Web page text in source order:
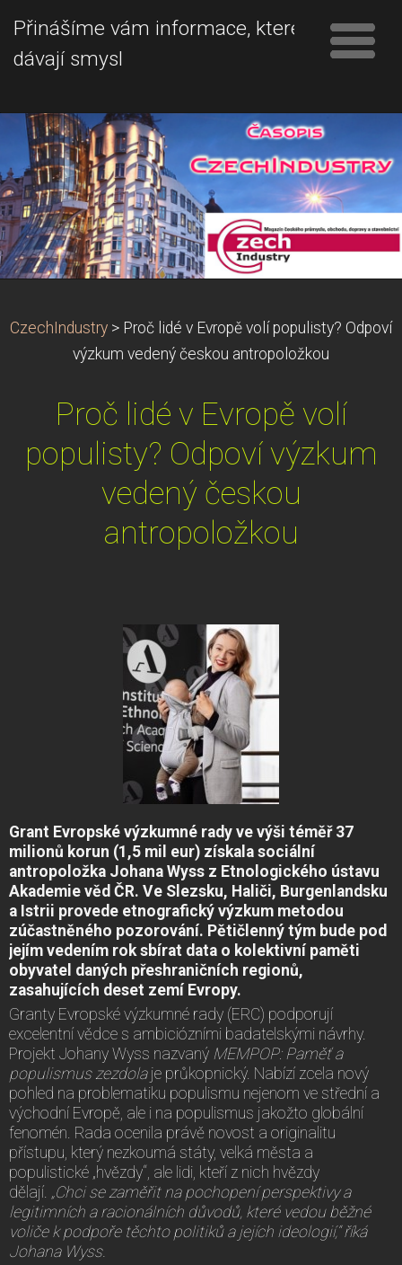
Přinášíme vám informace, které
dávají smysl
CzechIndustry > Proč lidé v Evropě volí populisty? Odpoví
výzkum vedený českou antropoložkou
Proč lidé v Evropě volí
populisty? Odpoví výzkum
vedený českou
antropoložkou
Grant Evropské výzkumné rady ve výši téměř 37
milionů korun (1,5 mil eur) získala sociální
antropoložka Johana Wyss z Etnologického ústavu
Akademie věd ČR. Ve Slezsku, Haliči, Burgenlandsku
a Istrii provede etnografický výzkum metodou
zúčastněného pozorování. Pětičlenný tým bude pod
jejím vedením rok sbírat data o kolektivní paměti
obyvatel daných přeshraničních regionů,
zasahujících deset zemí Evropy.
Granty Evropské výzkumné rady (ERC) podporují
excelentní vědce s ambiciózními badatelskými návrhy.
Projekt Johany Wyss nazvaný MEMPOP: Paměť a
populismus zezdolaje průkopnický. Nabízí zcela nový
pohled na problematiku populismu nejenom ve střední a
východní Evropě, ale i na populismus jakožto globální
fenomén. Rada ocenila právě novost a originalitu
přístupu, který nezkoumá státy, velká města a
populistické „hvězdy“, ale lidi, kteří z nich hvězdy
dělají. „Chci se zaměřit na pochopení perspektivy a
legitimních a racionálních důvodů, které vedou běžné
voliče k podpoře těchto politiků a jejích ideologií,“ říká
Johana Wyss.